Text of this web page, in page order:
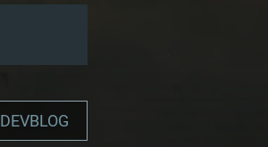
DEVBLOG